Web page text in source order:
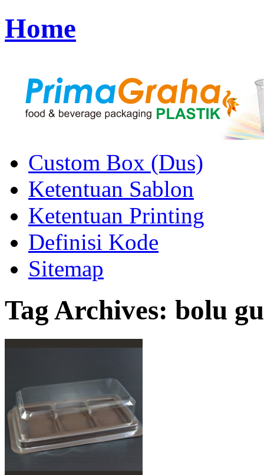
Home
Custom Box (Dus)
Ketentuan Sablon
Ketentuan Printing
Definisi Kode
Sitemap
Tag Archives: bolu